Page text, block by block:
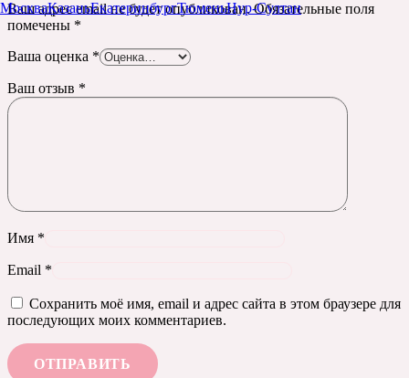
МоскваКазаньЕкатеринбургТюменьНур-Султан
Ваш адрес email не будет опубликован. Обязательные поля
помечены *
Ваша оценка *
Ваш отзыв *
Имя *
Email *
Сохранить моё имя, email и адрес сайта в этом браузере для
последующих моих комментариев.